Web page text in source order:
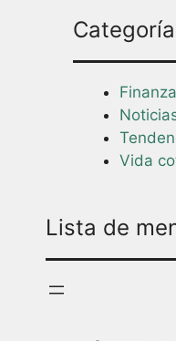
Vida
Lista de